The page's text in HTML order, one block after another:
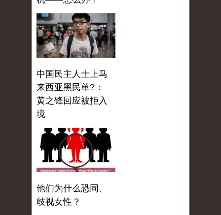
中国民主人士上马
来西亚黑民单?：
黄之锋回应被拒入
境
他们为什么恐同、
歧视女性？